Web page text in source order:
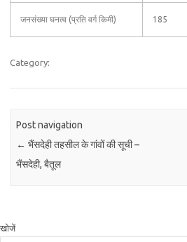
जनसंख्या घनत्व (प्रति वर्ग किमी) 185
Category:
Post navigation
← भैंसदेही तहसील के गांवों की सूची –
भैंसदेही, बैतूल
खोजें